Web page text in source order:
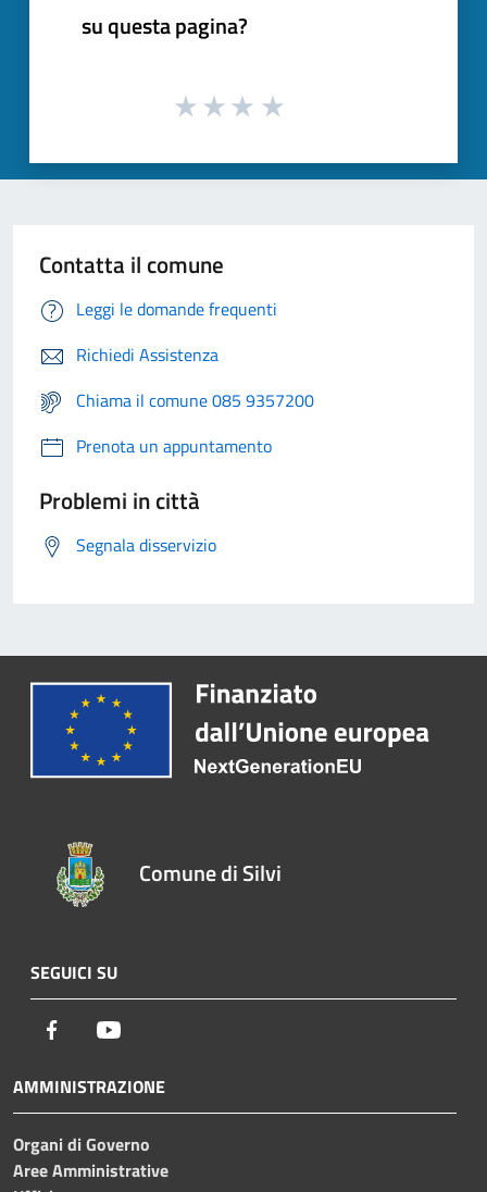
su questa pagina?
Contatta il comune
Leggi le domande frequenti
Richiedi Assistenza
Chiama il comune 085 9357200
Prenota un appuntamento
Problemi in città
Segnala disservizio
Comune di Silvi
SEGUICI SU
Facebook
AMMINISTRAZIONE
Organi di Governo
Aree Amministrative